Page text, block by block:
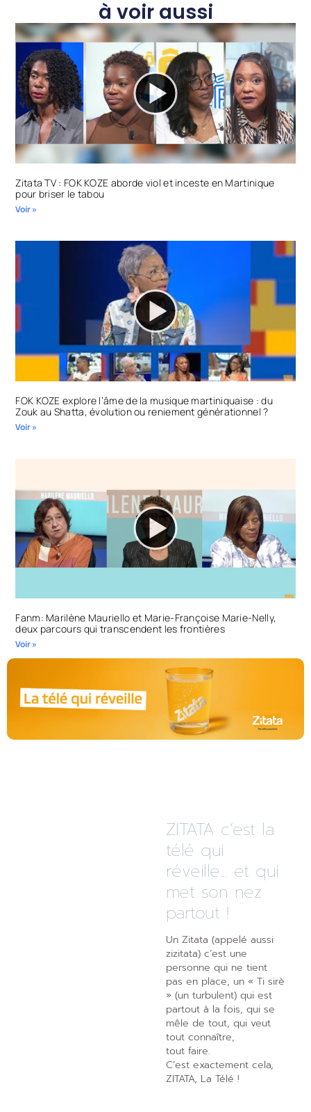
à voir aussi
Zitata TV : FOK KOZE aborde viol et inceste en Martinique
pour briser le tabou
Voir »
FOK KOZE explore l’âme de la musique martiniquaise : du
Zouk au Shatta, évolution ou reniement générationnel ?
Voir »
Fanm: Marilène Mauriello et Marie-Françoise Marie-Nelly,
deux parcours qui transcendent les frontières
Voir »
ZITATA c’est la
télé qui
réveille... et qui
met son nez
partout !
Un Zitata (appelé aussi
zizitata) c’est une
personne qui ne tient
pas en place, un « Ti sirè
» (un turbulent) qui est
partout à la fois, qui se
mêle de tout, qui veut
tout connaître,
tout faire.
C’est exactement cela,
ZITATA, La Télé !